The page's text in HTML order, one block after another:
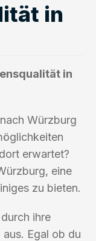
in
in
Würzburg
erwartet?
eine
zu bieten.
ihre
Egal ob du